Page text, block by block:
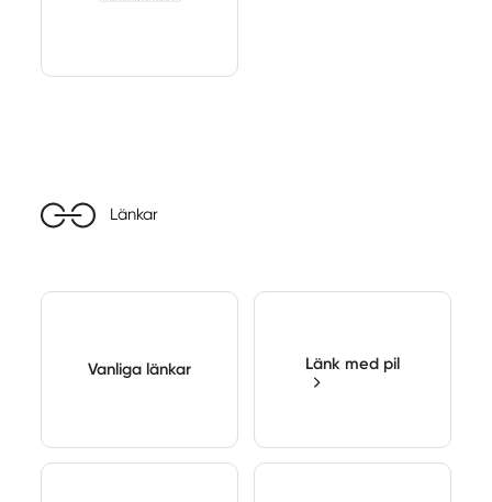
Länkar
Vanliga länkar Länk med pil